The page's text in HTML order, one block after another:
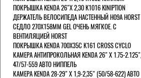
ПОКРЫШКА KENDA 26"Х 2,30 K1016 KINIPTION
ДЕРЖАТЕЛЬ ВЕЛОСИПЕДА НАСТЕННЫЙ H09A HORST
СЕДЛО 270Х158ММ GEL ОЧЕНЬ МЯГКОЕ. С
ВЕНТИЛЯЦИЕЙ HORST
ПОКРЫШКА KENDA 700Х35С K161 CROSS CYCLO
КАМЕРА АНТИПРОКОЛЬНАЯ KENDA 26" Х 1.75-2.125",
47/57-559 АВТО НИППЕЛЬ
КАМЕРА KENDA 28-29" Х 1,9-2,35" (50/58-622) АВТО